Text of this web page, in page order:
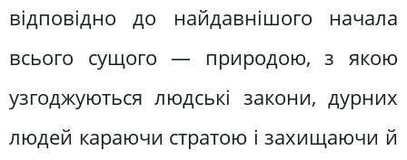
відповідно до найдавнішого начала
всього сущого — природою, з якою
узгоджуються людські закони, дурних
людей караючи стратою і захищаючи й